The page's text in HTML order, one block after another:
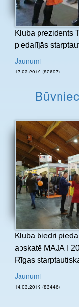
Kluba prezidents
piedalījās
Jaunumi
17.03.2019 (82697)
Kluba biedri
apskatē MĀJA I
Rīgas
Jaunumi
14.03.2019 (83446)